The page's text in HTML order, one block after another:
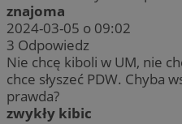
znajoma
2024-03-05 o 09:02
3 Odpowiedz
Nie chcę kiboli w UM, nie
chce słyszeć PDW. Chyba
prawda?
zwykły kibic